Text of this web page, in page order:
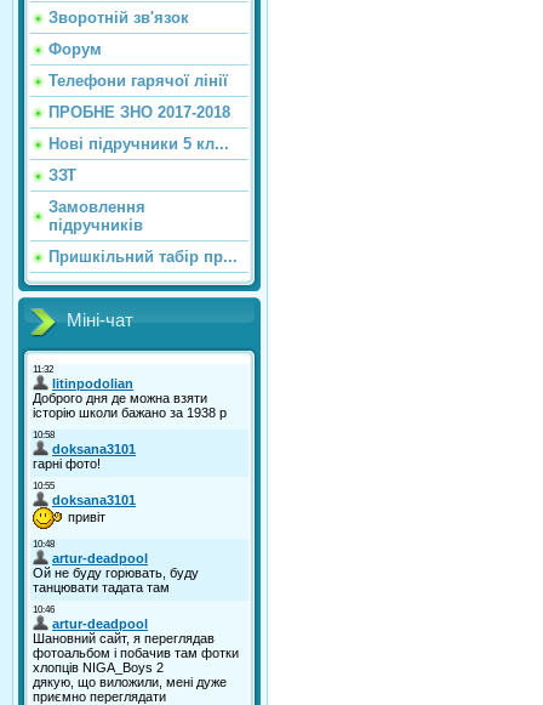
Зворотній зв'язок
Форум
Телефони гарячої лінії
ПРОБНЕ ЗНО 2017-2018
Нові підручники 5 кл...
ЗЗТ
Замовлення
підручників
Пришкільний табір пр...
Міні-чат